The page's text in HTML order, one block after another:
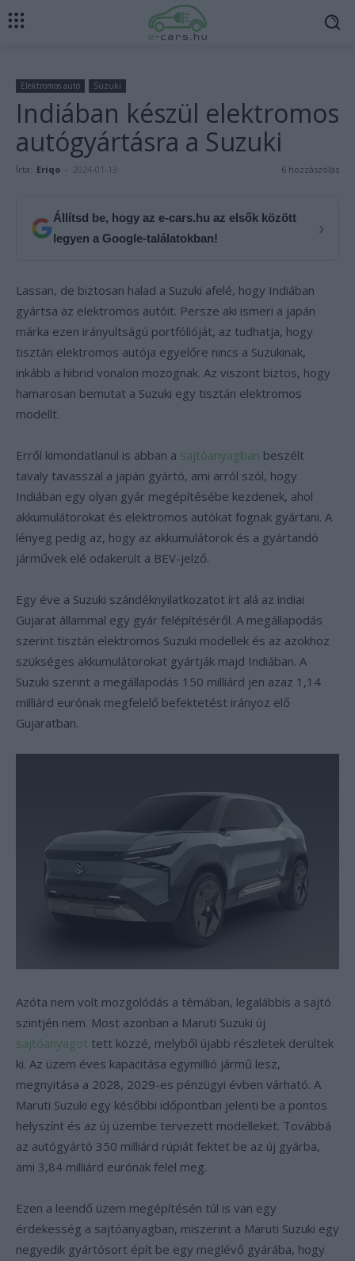
Elektromos autó Suzuki
Indiában készül elektromos
autógyártásra a Suzuki
Írta: Eriqo - 2024-01-13 6 hozzászólás
Állítsd be, hogy az e-cars.hu az elsők között
legyen a Google-találatokban!
›
Lassan, de biztosan halad a Suzuki afelé, hogy Indiában
gyártsa az elektromos autóit. Persze aki ismeri a japán
márka ezen irányultságú portfólióját, az tudhatja, hogy
tisztán elektromos autója egyelőre nincs a Suzukinak,
inkább a hibrid vonalon mozognak. Az viszont biztos, hogy
hamarosan bemutat a Suzuki egy tisztán elektromos
modellt.
Erről kimondatlanul is abban a sajtóanyagban beszélt
tavaly tavasszal a japán gyártó, ami arról szól, hogy
Indiában egy olyan gyár megépítésébe kezdenek, ahol
akkumulátorokat és elektromos autókat fognak gyártani. A
lényeg pedig az, hogy az akkumulátorok és a gyártandó
járművek elé odakerült a BEV-jelző.
Egy éve a Suzuki szándéknyilatkozatot írt alá az indiai
Gujarat állammal egy gyár felépítéséről. A megállapodás
szerint tisztán elektromos Suzuki modellek és az azokhoz
szükséges akkumulátorokat gyártják majd Indiában. A
Suzuki szerint a megállapodás 150 milliárd jen azaz 1,14
milliárd eurónak megfelelő befektetést irányoz elő
Gujaratban.
Azóta nem volt mozgolódás a témában, legalábbis a sajtó
szintjén nem. Most azonban a Maruti Suzuki új
sajtóanyagot tett közzé, melyből újabb részletek derültek
ki. Az üzem éves kapacitása egymillió jármű lesz,
megnyitása a 2028, 2029-es pénzügyi évben várható. A
Maruti Suzuki egy későbbi időpontban jelenti be a pontos
helyszínt és az új üzembe tervezett modelleket. Továbbá
az autógyártó 350 milliárd rúpiát fektet be az új gyárba,
ami 3,84 milliárd eurónak felel meg.
Ezen a leendő üzem megépítésén túl is van egy
érdekesség a sajtóanyagban, miszerint a Maruti Suzuki egy
negyedik gyártósort épít be egy meglévő gyárába, hogy